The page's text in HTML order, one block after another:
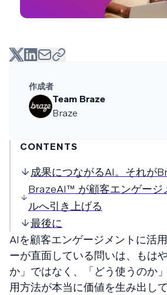
作成者
Team Braze
Braze
CONTENTS
成果につながるAI。それが
BrazeAI™ が顧客エンゲージ
ルへ引き上げる
最後に
AIを顧客エンゲージメントに活
ーが直面している問いは、もは
か」ではなく、「どう使うのか
用方法が本当に価値を生み出し